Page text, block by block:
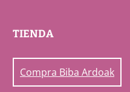
TIENDA
Compra Biba Ardoak